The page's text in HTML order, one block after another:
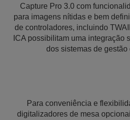
Capture Pro 3.0 com
para imagens nítidas e bem
de controladores, incluindo
ICA possibilitam uma integração
dos sistemas de gestão
Para conveniência e
digitalizadores de mesa